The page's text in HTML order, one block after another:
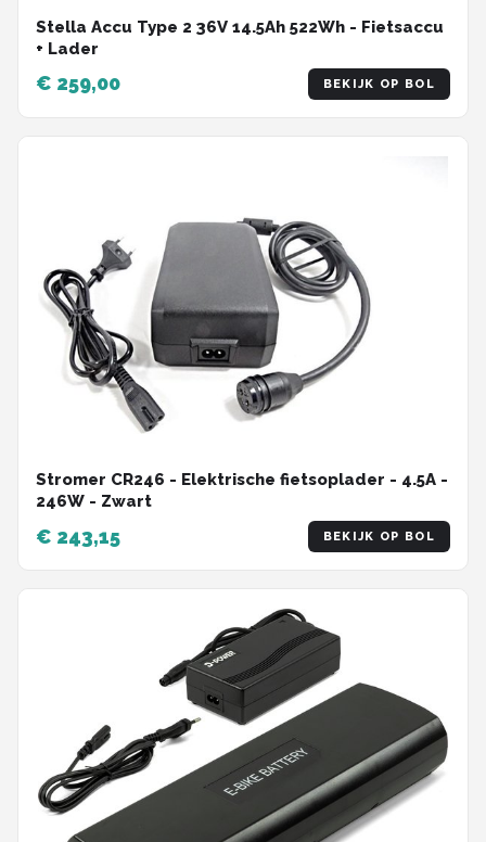
Stella Accu Type 2 36V 14.5Ah 522Wh - Fietsaccu
+ Lader
€ 259,00 BEKIJK OP BOL
Stromer CR246 - Elektrische fietsoplader - 4.5A -
246W - Zwart
€ 243,15 BEKIJK OP BOL